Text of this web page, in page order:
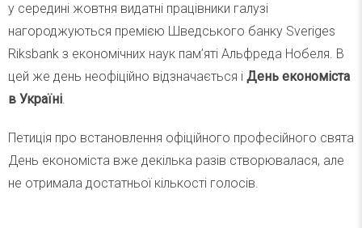
у середині жовтня видатні працівники галузі
нагороджуються премією Шведського банку Sveriges
Riksbank з економічних наук пам’яті Альфреда Нобеля. В
цей же день неофіційно відзначається і День економіста
в Україні.
Петиція про встановлення офіційного професійного свята
День економіста вже декілька разів створювалася, але
не отримала достатньої кількості голосів.